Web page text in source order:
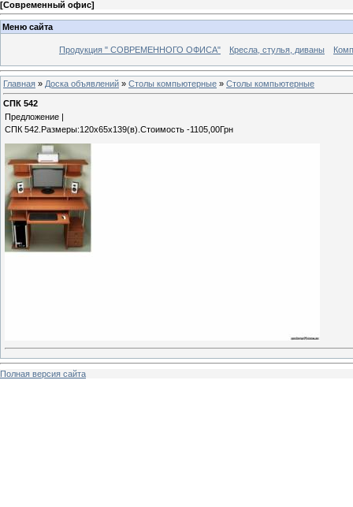
[Современный офис]
Меню сайта
Продукция " СОВРЕМЕННОГО ОФИСА" Кресла, стулья, диваны
Главная » Доска объявлений » Столы компьютерные » Столы компьютерные
СПК 542
Предложение |
СПК 542.Размеры:120х65х139(в).Стоимость -1105,00Грн
Полная версия сайта